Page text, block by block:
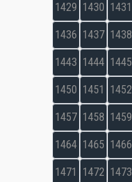
1429 1430 1431
1436 1437 1438
1443 1444 1445
1450 1451 1452
1457 1458 1459
1464 1465 1466
1471 1472 1473